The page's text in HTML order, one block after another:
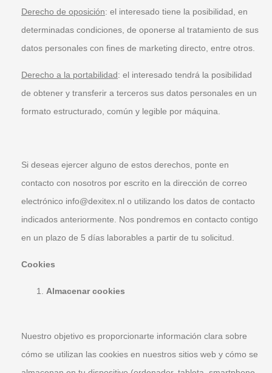
Derecho de oposición: el interesado tiene la posibilidad, en
determinadas condiciones, de oponerse al tratamiento de sus
datos personales con fines de marketing directo, entre otros.
Derecho a la portabilidad: el interesado tendrá la posibilidad
de obtener y transferir a terceros sus datos personales en un
formato estructurado, común y legible por máquina.
Si deseas ejercer alguno de estos derechos, ponte en
contacto con nosotros por escrito en la dirección de correo
electrónico info@dexitex.nl o utilizando los datos de contacto
indicados anteriormente. Nos pondremos en contacto contigo
en un plazo de 5 días laborables a partir de tu solicitud.
Cookies
Almacenar cookies
Nuestro objetivo es proporcionarte información clara sobre
cómo se utilizan las cookies en nuestros sitios web y cómo se